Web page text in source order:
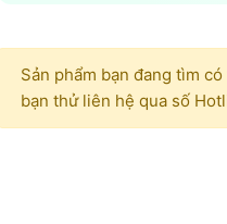
Sản phẩm bạn đang tìm
bạn thử liên hệ qua số